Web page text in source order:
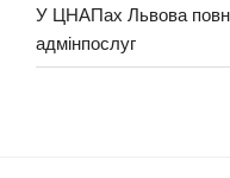
У ЦНАПах Львова
адмінпослуг